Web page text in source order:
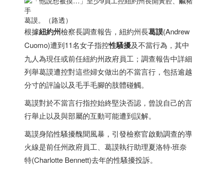
葛謨。（路透）
根據紐約州檢察長調查報告，紐約州長葛謨(Andrew
Cuomo)遭到11名女子指控性騷擾及不當行為，其中
九人為現任或前任紐約州政府員工；調查報告中詳細
列舉葛謨遭控對這些婦女做出的不當言行，包括逾越
分寸的評論以及毛手毛腳的肢體碰觸。
葛謨對於不當言行指控始終堅決否認，曾說自己的言
行舉止以及與部屬的互動可能遭到誤解。
葛謨身陷性騷擾醜聞風暴，引發檢察官啟動調查的導
火線是前任州政府員工、葛謨執行助理夏洛特‧班奈
特(Charlotte Bennett)去年的性騷擾投訴。